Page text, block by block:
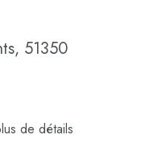
51350
de détails